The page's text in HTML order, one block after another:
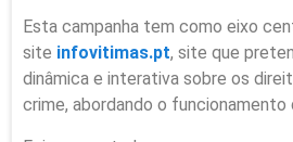
Esta campanha tem como eixo
site infovitimas.pt, site que
dinâmica e interativa sobre os
crime, abordando o funcionamento